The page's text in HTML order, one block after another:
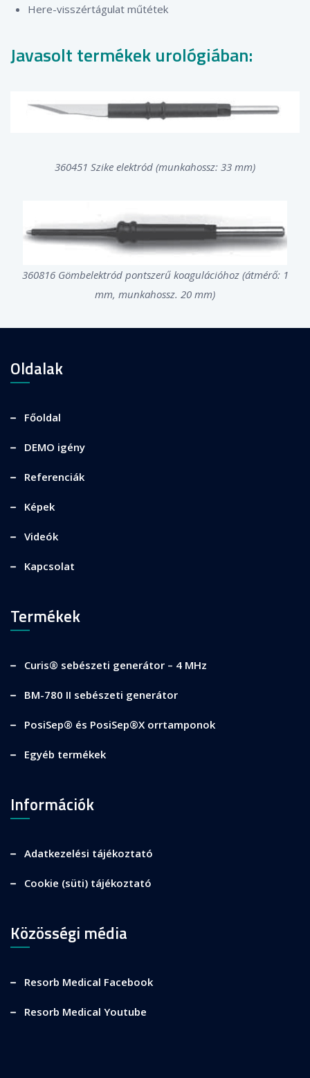
Here-visszértágulat műtétek
Javasolt termékek urológiában:
360451 Szike elektród (munkahossz: 33 mm)
360816 Gömbelektród pontszerű koagulációhoz (átmérő: 1
mm, munkahossz. 20 mm)
Oldalak
Főoldal
DEMO igény
Referenciák
Képek
Videók
Kapcsolat
Termékek
Curis® sebészeti generátor – 4 MHz
BM-780 II sebészeti generátor
PosiSep® és PosiSep®X orrtamponok
Egyéb termékek
Információk
Adatkezelési tájékoztató
Cookie (süti) tájékoztató
Közösségi média
Resorb Medical Facebook
Resorb Medical Youtube